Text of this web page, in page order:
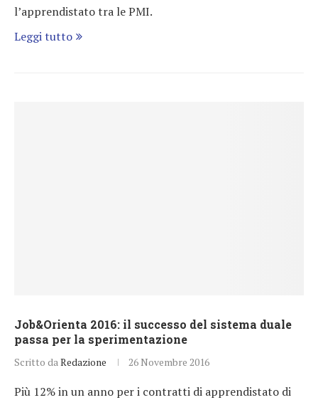
l’apprendistato tra le PMI.
Leggi tutto
Job&Orienta 2016: il successo del sistema duale
passa per la sperimentazione
Scritto da Redazione 26 Novembre 2016
Più 12% in un anno per i contratti di apprendistato di